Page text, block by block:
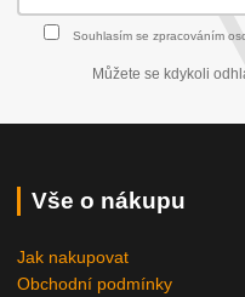
Souhlasím se zpracováním
Můžete se kdykoli
Vše o nákupu
Jak nakupovat
Obchodní podmínky